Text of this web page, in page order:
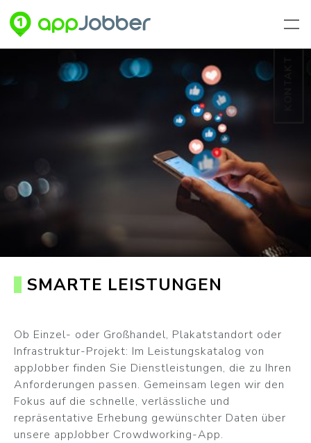
Zum Hauptinhalt springen
SMARTE LEISTUNGEN
Ob Einzel- oder Großhandel, Plakatstandort oder
Infrastruktur-Projekt: Im Leistungskatalog von
appJobber finden Sie Dienstleistungen, die zu Ihren
Anforderungen passen. Gemeinsam legen wir den
Fokus auf die schnelle, verlässliche und
repräsentative Erhebung gewünschter Daten über
unsere appJobber Crowdworking-App.